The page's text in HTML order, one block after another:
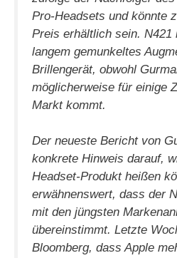
Pro-Headsets und könnte
Preis erhältlich sein. N421
langem gemunkeltes
Brillengerät, obwohl
möglicherweise für einige
Markt kommt.
Der neueste Bericht von
konkrete Hinweis darauf,
Headset-Produkt heißen
erwähnenswert, dass der
mit den jüngsten
übereinstimmt. Letzte
Bloomberg, dass Apple